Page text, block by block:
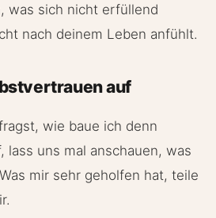
was sich nicht erfüllend
nach deinem Leben anfühlt.
auf
wie baue ich denn
lass uns mal anschauen, was
mir sehr geholfen hat, teile